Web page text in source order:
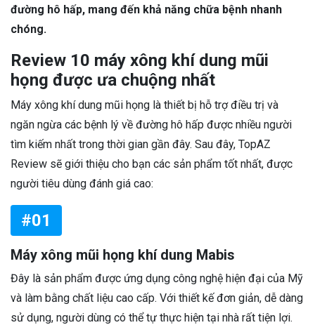
đường hô hấp, mang đến khả năng chữa bệnh nhanh
chóng.
Review 10 máy xông khí dung mũi
họng được ưa chuộng nhất
Máy xông khí dung mũi họng là thiết bị hỗ trợ điều trị và
ngăn ngừa các bệnh lý về đường hô hấp được nhiều người
tìm kiếm nhất trong thời gian gần đây. Sau đây, TopAZ
Review sẽ giới thiệu cho bạn các sản phẩm tốt nhất, được
người tiêu dùng đánh giá cao:
#01
Máy xông mũi họng khí dung Mabis
Đây là sản phẩm được ứng dụng công nghệ hiện đại của Mỹ
và làm bằng chất liệu cao cấp. Với thiết kế đơn giản, dễ dàng
sử dụng, người dùng có thể tự thực hiện tại nhà rất tiện lợi.